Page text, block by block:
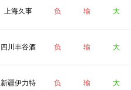
罗
上海久事 负 输 大
四川丰谷酒
业
负 输 大
新疆伊力特 负 输 大